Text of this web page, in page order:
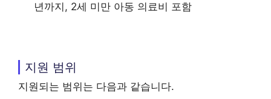
년까지, 2세 미만 아동 의료비 포함
지원 범위
지원되는 범위는 다음과 같습니다.